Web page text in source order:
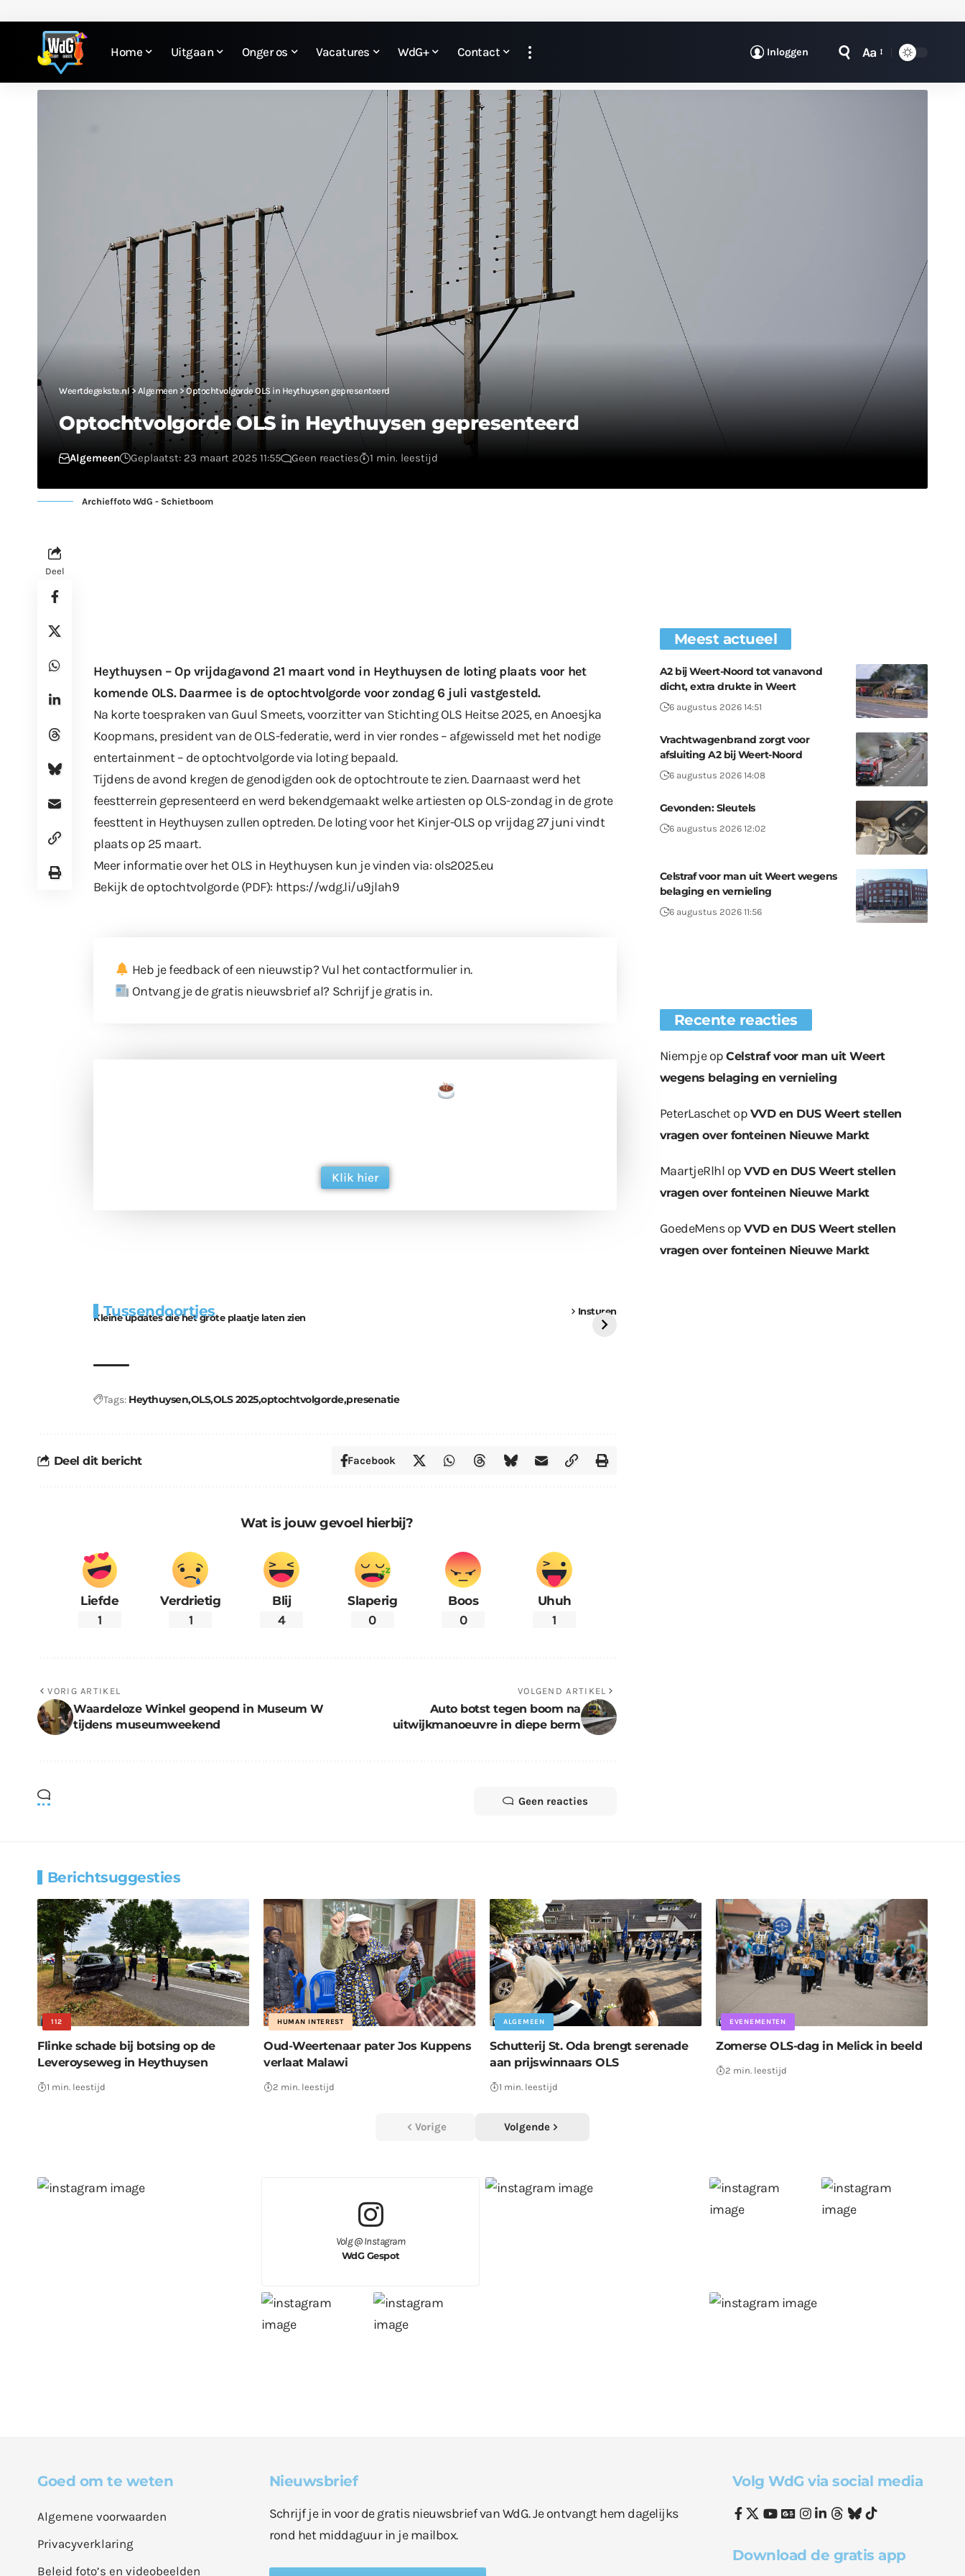
Home Uitgaan Onger os Vacatures WdG+ Contact Inloggen Aa
Weertdegekste.nl > Algemeen >Optochtvolgorde OLS in Heythuysen gepresenteerd
Optochtvolgorde OLS in Heythuysen gepresenteerd
Algemeen Geplaatst: 23 maart 2025 11:55 Geen reacties 1 min. leestijd
Archieffoto WdG - Schietboom
Deel
Heythuysen – Op vrijdagavond 21 maart vond in Heythuysen de loting plaats voor het
komende OLS. Daarmee is de optochtvolgorde voor zondag 6 juli vastgesteld.
Na korte toespraken van Guul Smeets, voorzitter van Stichting OLS Heitse 2025, en Anoesjka
Koopmans, president van de OLS-federatie, werd in vier rondes – afgewisseld met het nodige
entertainment – de optochtvolgorde via loting bepaald.
Tijdens de avond kregen de genodigden ook de optochtroute te zien. Daarnaast werd het
feestterrein gepresenteerd en werd bekendgemaakt welke artiesten op OLS-zondag in de grote
feesttent in Heythuysen zullen optreden. De loting voor het Kinjer-OLS op vrijdag 27 juni vindt
plaats op 25 maart.
Meer informatie over het OLS in Heythuysen kun je vinden via: ols2025.eu
Bekijk de optochtvolgorde (PDF): https://wdg.li/u9jlah9
Heb je feedback of een nieuwstip? Vul het contactformulierin.
Ontvang je de gratis nieuwsbrief al? Schrijf je gratis in.
Klik hier
Tussendoortjes Insturen
Kleine updates die het grote plaatje laten zien
bouwmateriaal voor
kabouters
uitdaging
Tags: HeythuysenOLSOLS 2025optochtvolgordepresenatie
Deel dit bericht Facebook
Wat is jouw gevoel hierbij?
Liefde
1
Verdrietig
1
Blij
4
Slaperig
0
Boos
0
Uhuh
1
VORIG ARTIKEL
Waardeloze Winkel geopend in Museum W
tijdens museumweekend
VOLGEND ARTIKEL
Auto botst tegen boom na
uitwijkmanoeuvre in diepe berm
Geen reacties
Meest actueel
A2 bij Weert-Noord tot vanavond
dicht, extra drukte in Weert
6 augustus 2026 14:51
Vrachtwagenbrand zorgt voor
afsluiting A2 bij Weert-Noord
6 augustus 2026 14:08
Gevonden: Sleutels
6 augustus 2026 12:02
Celstraf voor man uit Weert wegens
belaging en vernieling
6 augustus 2026 11:56
Recente reacties
NiempjeopCelstraf voor man uit Weert
wegens belaging en vernieling
PeterLaschetop VVD en DUS Weert stellen
vragen over fonteinen Nieuwe Markt
MaartjeRlhl opVVD en DUS Weert stellen
vragen over fonteinen Nieuwe Markt
GoedeMensopVVD en DUS Weert stellen
vragen over fonteinen Nieuwe Markt
Berichtsuggesties
112
Flinke schade bij botsing op de
Leveroyseweg in Heythuysen
1 min. leestijd
HUMAN INTEREST
Oud-Weertenaar pater Jos Kuppens
verlaat Malawi
2 min. leestijd
ALGEMEEN
Schutterij St. Oda brengt serenade
aan prijswinnaars OLS
1 min. leestijd
EVENEMENTEN
Zomerse OLS-dag in Melick in beeld
2 min. leestijd
Vorige Volgende
Volg @ Instagram
WdG Gespot
Goed om te weten
Algemene voorwaarden
Privacyverklaring
Beleid foto’s en videobeelden
Nieuwsbrief
Schrijf je in voor de gratis nieuwsbrief van WdG. Je ontvangt hem dagelijks
rond het middaguur in je mailbox.
Volg WdG via social media
Download de gratis app